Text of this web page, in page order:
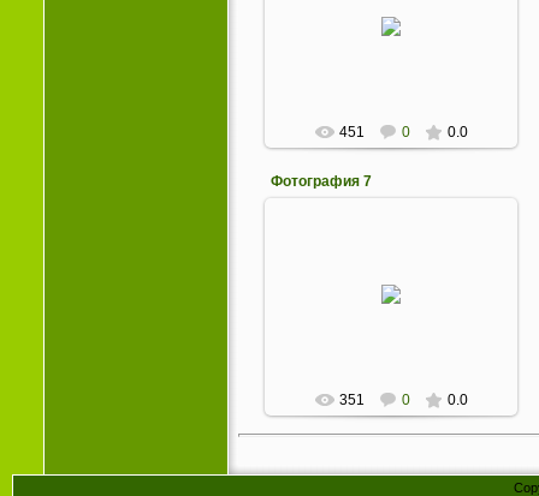
европейские страны на помочь
451 0 0.0
Фотография 7
60-летие Йоганнеса Брамса.
Серебро. 1893
351 0 0.0